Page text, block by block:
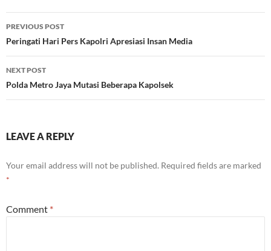
Post
navigation
PREVIOUS POST
Peringati Hari Pers Kapolri Apresiasi Insan Media
NEXT POST
Polda Metro Jaya Mutasi Beberapa Kapolsek
LEAVE A REPLY
Your email address will not be published. Required fields are marked
*
Comment *